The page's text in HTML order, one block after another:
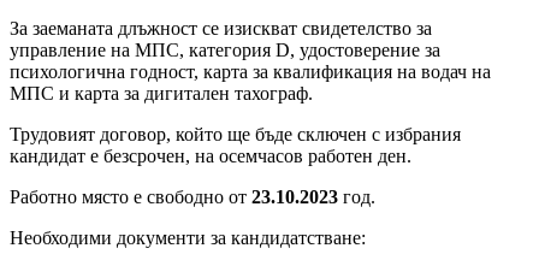
За заеманата длъжност се изискват свидетелство за
управление на МПС, категория D, удостоверение за
психологична годност, карта за квалификация на водач на
МПС и карта за дигитален тахограф.
Трудовият договор, който ще бъде сключен с избрания
кандидат е безсрочен, на осемчасов работен ден.
Работно място е свободно от 23.10.2023 год.
Необходими документи за кандидатстване: